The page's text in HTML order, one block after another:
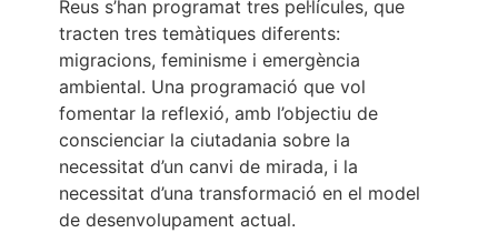
Reus s’han programat tres pel·lícules, que
tracten tres temàtiques diferents:
migracions, feminisme i emergència
ambiental. Una programació que vol
fomentar la reflexió, amb l’objectiu de
conscienciar la ciutadania sobre la
necessitat d’un canvi de mirada, i la
necessitat d’una transformació en el model
de desenvolupament actual.